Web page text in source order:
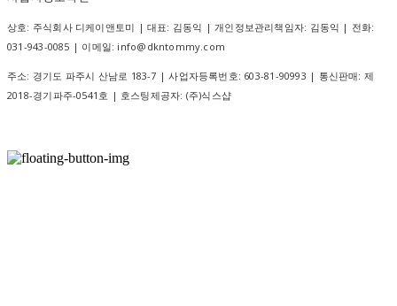
상호: 주식회사 디케이앤토미 | 대표: 김동익 | 개인정보관리책임자: 김동익 | 전화:
031-943-0085 | 이메일: info@dkntommy.com
주소: 경기도 파주시 산남로 183-7 | 사업자등록번호: 603-81-90993 | 통신판매: 제
2018-경기파주-0541호 | 호스팅제공자: (주)식스샵